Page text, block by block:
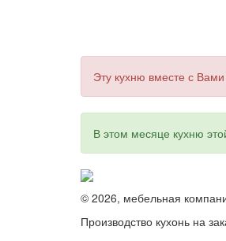
Эту кухню вместе с
В этом месяце кухню
© 2026, мебельная
Производство кухонь на